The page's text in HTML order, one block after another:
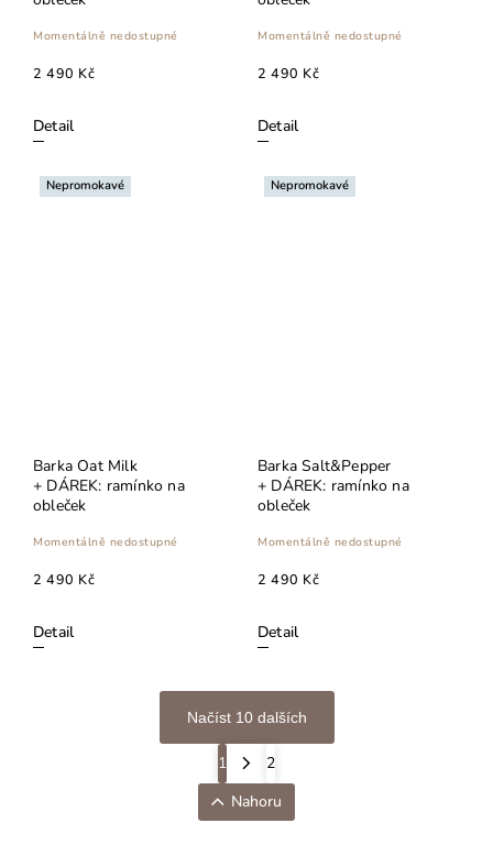
Momentálně nedostupné
2 490 Kč
Detail
Momentálně nedostupné
2 490 Kč
Detail
Nepromokavé
Barka Oat Milk
+ DÁREK: ramínko na
obleček
Momentálně nedostupné
2 490 Kč
Detail
Nepromokavé
Barka Salt&Pepper
+ DÁREK: ramínko na
obleček
Momentálně nedostupné
2 490 Kč
Detail
Načíst 10 dalších
1
2
Nahoru